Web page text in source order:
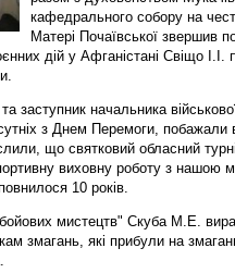
кафедрального собору на
Матері Почаївської звершив
дій у Афганістані Свіщо І.І.
заступник начальника
з Днем Перемоги, побажали
що святковий обласний
виховну роботу з нашою
10 років.
мистецтв" Скуба М.Е.
змагань, які прибули на